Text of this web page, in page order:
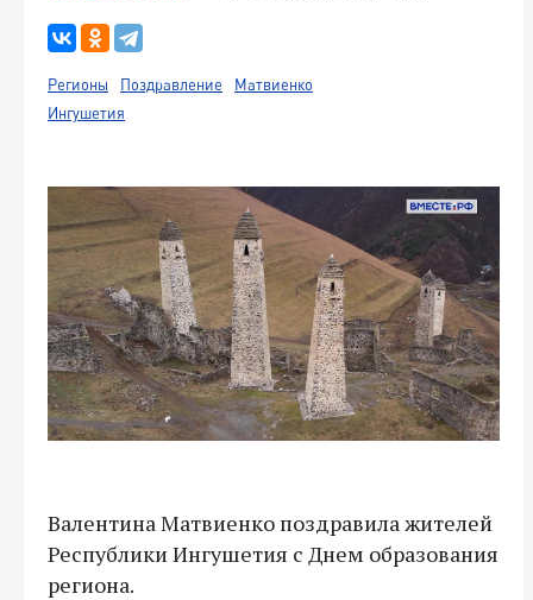
Регионы Поздравление
Матвиенко
Ингушетия
Валентина Матвиенко поздравила жителей
Республики Ингушетия с Днем образования
региона.